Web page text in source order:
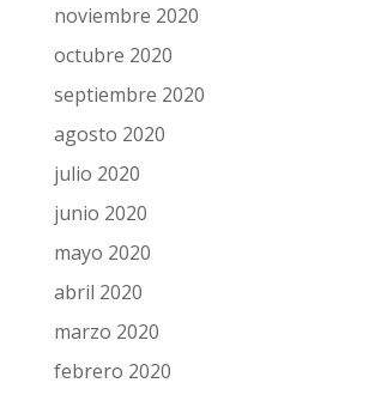
noviembre 2020
octubre 2020
septiembre 2020
agosto 2020
julio 2020
junio 2020
mayo 2020
abril 2020
marzo 2020
febrero 2020